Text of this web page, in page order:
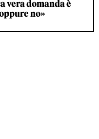
vera domanda è
no»